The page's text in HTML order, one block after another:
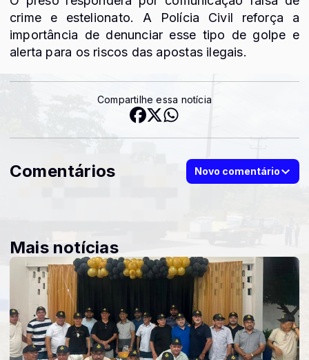
crime e estelionato. A Polícia Civil reforça a
importância de denunciar esse tipo de golpe e
alerta para os riscos das apostas ilegais.
Compartilhe essa notícia
Comentários Novo comentário
Mais notícias